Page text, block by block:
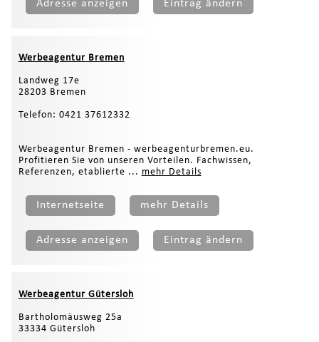
Adresse anzeigen Eintrag ändern
Werbeagentur Bremen
Landweg 17e
28203 Bremen
Telefon: 0421 37612332
Werbeagentur Bremen - werbeagenturbremen.eu.
Profitieren Sie von unseren Vorteilen. Fachwissen,
Referenzen, etablierte ... mehr Details
Internetseite mehr Details
Adresse anzeigen Eintrag ändern
Werbeagentur Gütersloh
Bartholomäusweg 25a
33334 Gütersloh